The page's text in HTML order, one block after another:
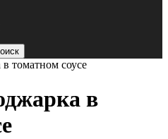
томатном соусе
в